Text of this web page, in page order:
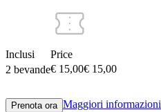
Inclusi
2 bevande
Price
€ 15,00€ 15,00
Prenota ora Maggiori informazioni